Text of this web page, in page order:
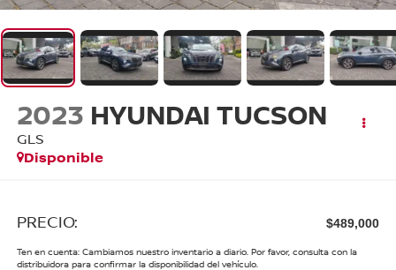
2023 HYUNDAI TUCSON
GLS
Disponible
PRECIO: $489,000
Ten en cuenta: Cambiamos nuestro inventario a diario. Por favor, consulta con la
distribuidora para confirmar la disponibilidad del vehículo.